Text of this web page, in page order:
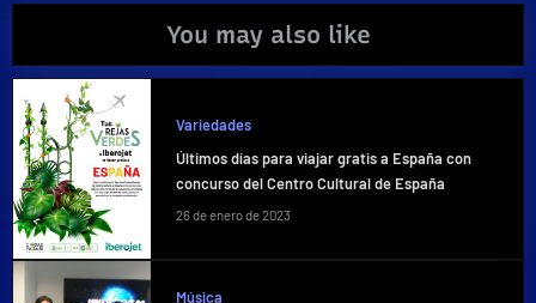
You may also like
Variedades
Últimos días para viajar gratis a España con
concurso del Centro Cultural de España
26 de enero de 2023
Música